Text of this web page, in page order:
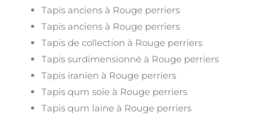
Tapis anciens à Rouge perriers
Tapis anciens à Rouge perriers
Tapis de collection à Rouge perriers
Tapis surdimensionné à Rouge perriers
Tapis iranien à Rouge perriers
Tapis qum soie à Rouge perriers
Tapis qum laine à Rouge perriers